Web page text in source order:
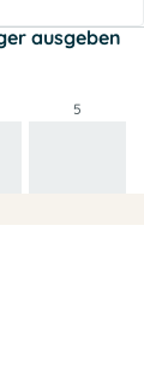
ausgeben
5